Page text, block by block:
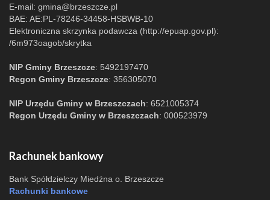
E-mail: gmina@brzeszcze.pl
BAE: AE:PL-78246-34458-HSBWB-10
Elektroniczna skrzynka podawcza (http://epuap.gov.pl):
/6m973oagob/skrytka
NIP Gminy Brzeszcze: 5492197470
Regon Gminy Brzeszcze: 356305070
NIP Urzędu Gminy w Brzeszczach: 6521005374
Regon Urzędu Gminy w Brzeszczach: 000523979
Rachunek bankowy
Bank Spółdzielczy Miedźna o. Brzeszcze
Rachunki bankowe